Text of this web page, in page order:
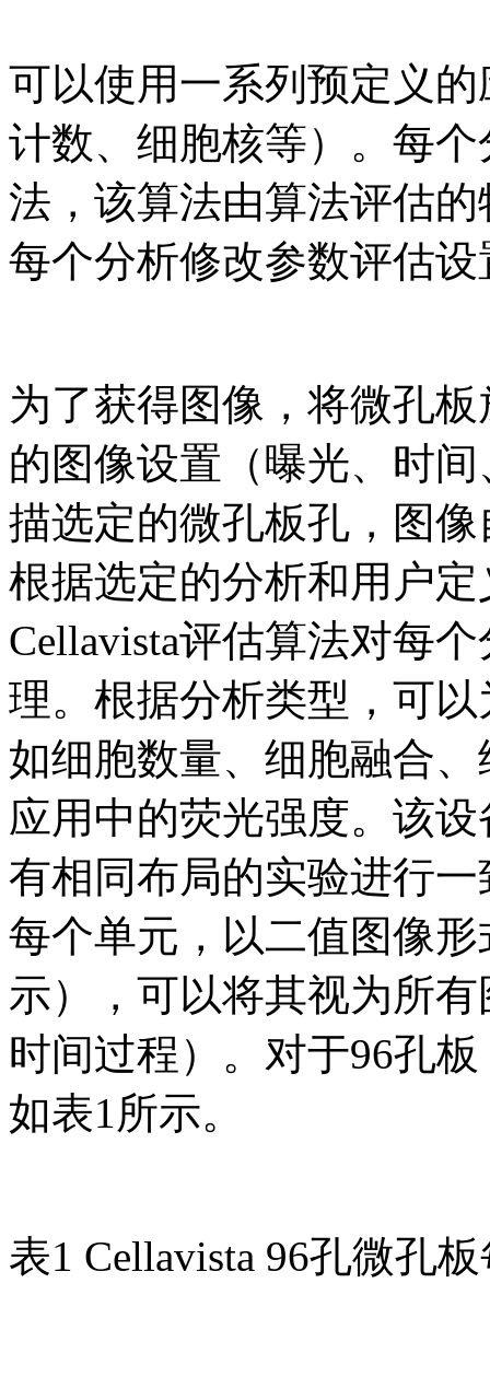
可以使用一系列预定义
计数、细胞核等）。每
法，该算法由算法评估
每个分析修改参数评估设
为了获得图像，将微孔
的图像设置（曝光、时
描选定的微孔板孔，图
根据选定的分析和用户
Cellavista评估算法对每
理。根据分析类型，可
如细胞数量、细胞融合
应用中的荧光强度。该
有相同布局的实验进行
每个单元，以二值图像
示），可以将其视为所
时间过程）。对于96孔
如表1所示。
表1 Cellavista 96孔微孔